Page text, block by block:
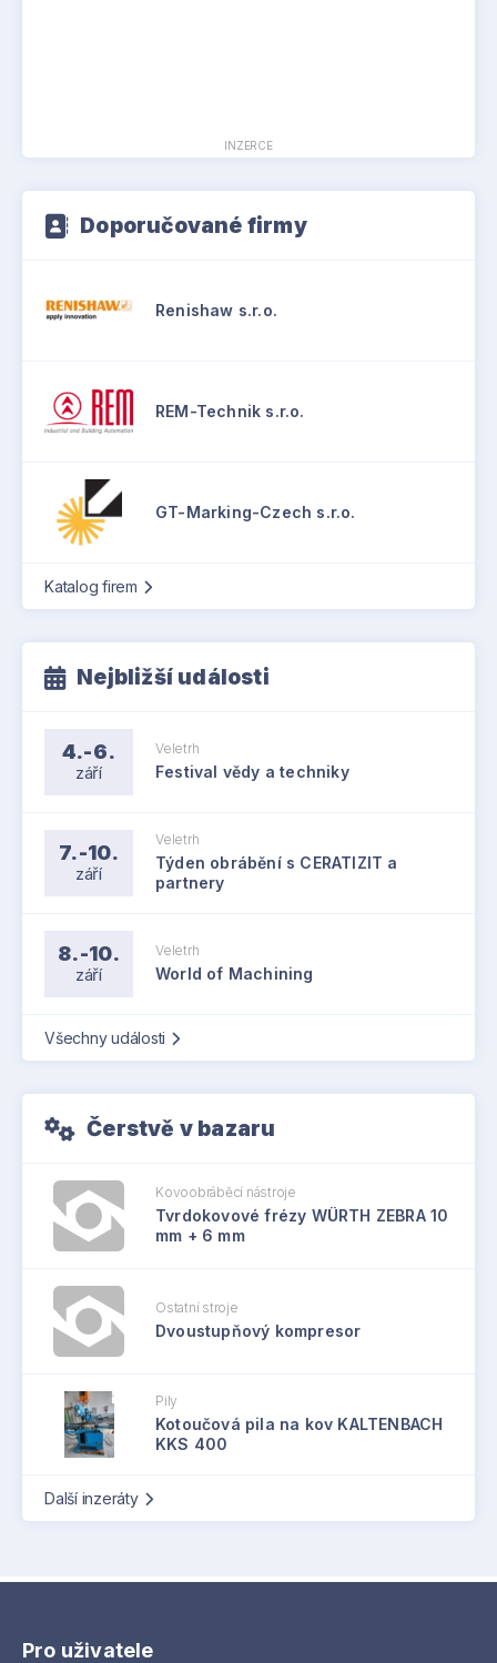
INZERCE
Doporučované firmy
Renishaw s.r.o.
REM-Technik s.r.o.
GT-Marking-Czech s.r.o.
Katalog firem
Nejbližší události
4.-6.
září
Veletrh
Festival vědy a techniky
7.-10.
září
Veletrh
Týden obrábění s CERATIZIT a
partnery
8.-10.
září
Veletrh
World of Machining
Všechny události
Čerstvě v bazaru
Kovoobráběcí nástroje
Tvrdokovové frézy WÜRTH ZEBRA 10
mm + 6 mm
Ostatní stroje
Dvoustupňový kompresor
Pily
Kotoučová pila na kov KALTENBACH
KKS 400
Další inzeráty
Pro uživatele